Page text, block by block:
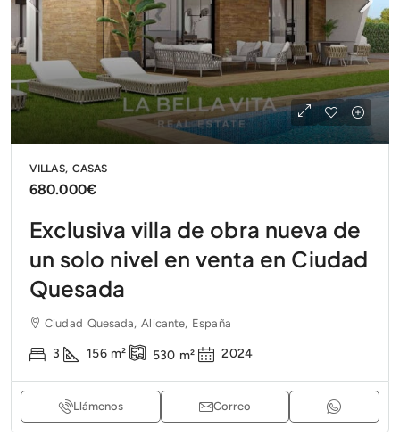
VILLAS, CASAS
680.000€
Exclusiva villa de obra nueva de
un solo nivel en venta en Ciudad
Quesada
Ciudad Quesada, Alicante, España
3 156 m² 530 m² 2024
Llámenos Correo